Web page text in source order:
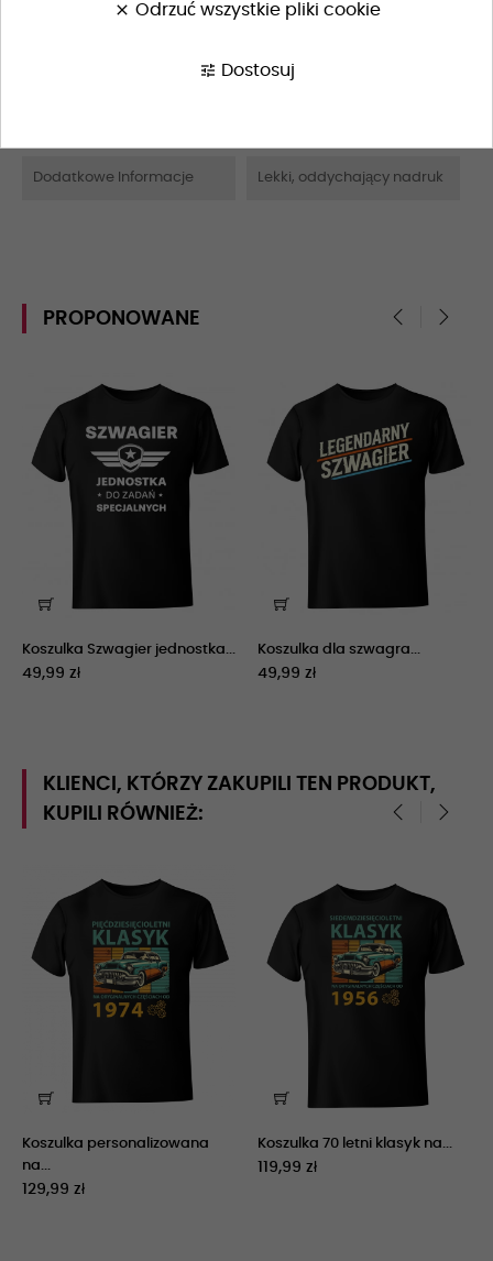
Dodatkowe Informacje Lekki, oddychający nadruk
PROPONOWANE
Koszulka Szwagier jednostka...
49,99 zł
Koszulka dla szwagra...
49,99 zł
KLIENCI, KTÓRZY ZAKUPILI TEN PRODUKT,
KUPILI RÓWNIEŻ:
Koszulka personalizowana
na...
129,99 zł
Koszulka 70 letni klasyk na...
119,99 zł
clear Odrzuć wszystkie pliki cookie
tune Dostosuj